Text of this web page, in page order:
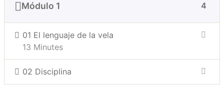
Módulo 1 4
01 El lenguaje de la vela
13 Minutes
02 Disciplina